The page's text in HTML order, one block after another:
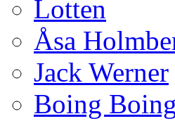
Lotten
Åsa
Jack Werner
Boing Boing